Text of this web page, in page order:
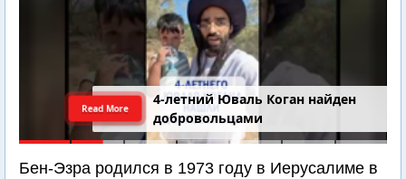
4-летний Юваль Коган найден
добровольцами
Read More
Бен-Эзра родился в 1973 году в Иерусалиме в